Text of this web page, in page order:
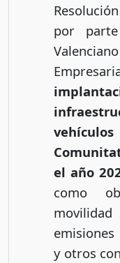
por
el año
como
movilidad
y otros